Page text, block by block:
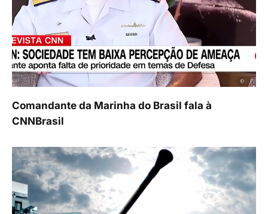
Comandante da Marinha do Brasil fala à
CNNBrasil